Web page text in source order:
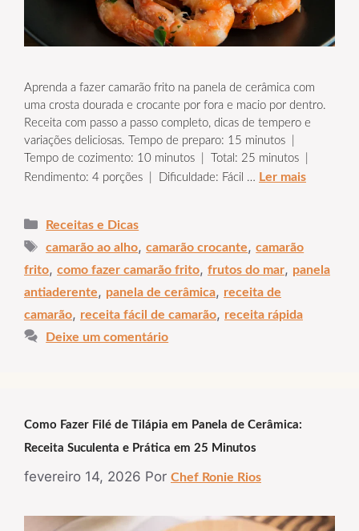
Aprenda a fazer camarão frito na panela de cerâmica com
uma crosta dourada e crocante por fora e macio por dentro.
Receita com passo a passo completo, dicas de tempero e
variações deliciosas. Tempo de preparo: 15 minutos |
Tempo de cozimento: 10 minutos | Total: 25 minutos |
Rendimento: 4 porções | Dificuldade: Fácil … Ler mais
Categorias
Receitas e Dicas
Tags
camarão ao alho,camarão crocante,camarão
frito, como fazer camarão frito, frutos do mar, panela
antiaderente, panela de cerâmica, receita de
camarão, receita fácil de camarão, receita rápida
Deixe um comentário
Como Fazer Filé de Tilápia em Panela de Cerâmica:
Receita Suculenta e Prática em 25 Minutos
fevereiro 14, 2026 Por Chef Ronie Rios